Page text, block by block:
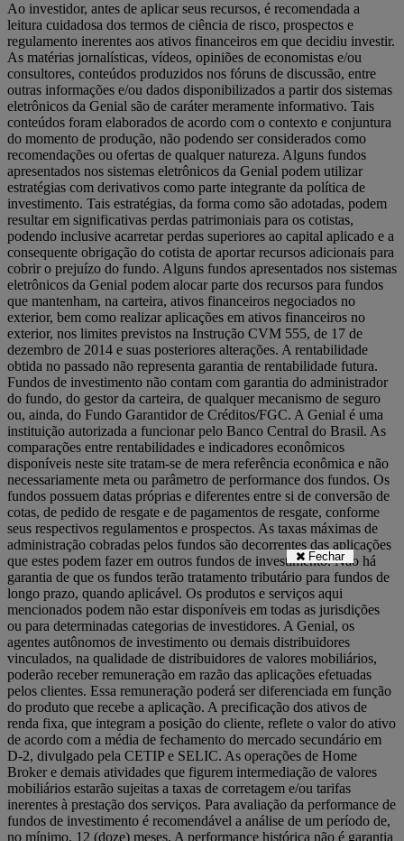
Ao investidor, antes de aplicar seus recursos, é recomendada a
leitura cuidadosa dos termos de ciência de risco, prospectos e
regulamento inerentes aos ativos financeiros em que decidiu investir.
As matérias jornalísticas, vídeos, opiniões de economistas e/ou
consultores, conteúdos produzidos nos fóruns de discussão, entre
outras informações e/ou dados disponibilizados a partir dos sistemas
eletrônicos da Genial são de caráter meramente informativo. Tais
conteúdos foram elaborados de acordo com o contexto e conjuntura
do momento de produção, não podendo ser considerados como
recomendações ou ofertas de qualquer natureza. Alguns fundos
apresentados nos sistemas eletrônicos da Genial podem utilizar
estratégias com derivativos como parte integrante da política de
investimento. Tais estratégias, da forma como são adotadas, podem
resultar em significativas perdas patrimoniais para os cotistas,
podendo inclusive acarretar perdas superiores ao capital aplicado e a
consequente obrigação do cotista de aportar recursos adicionais para
cobrir o prejuízo do fundo. Alguns fundos apresentados nos sistemas
eletrônicos da Genial podem alocar parte dos recursos para fundos
que mantenham, na carteira, ativos financeiros negociados no
exterior, bem como realizar aplicações em ativos financeiros no
exterior, nos limites previstos na Instrução CVM 555, de 17 de
dezembro de 2014 e suas posteriores alterações. A rentabilidade
obtida no passado não representa garantia de rentabilidade futura.
Fundos de investimento não contam com garantia do administrador
do fundo, do gestor da carteira, de qualquer mecanismo de seguro
ou, ainda, do Fundo Garantidor de Créditos/FGC. A Genial é uma
instituição autorizada a funcionar pelo Banco Central do Brasil. As
comparações entre rentabilidades e indicadores econômicos
disponíveis neste site tratam-se de mera referência econômica e não
necessariamente meta ou parâmetro de performance dos fundos. Os
fundos possuem datas próprias e diferentes entre si de conversão de
cotas, de pedido de resgate e de pagamentos de resgate, conforme
seus respectivos regulamentos e prospectos. As taxas máximas de
administração cobradas pelos fundos são decorrentes das aplicações
que estes podem fazer em outros fundos de investimento. Não há
garantia de que os fundos terão tratamento tributário para fundos de
longo prazo, quando aplicável. Os produtos e serviços aqui
mencionados podem não estar disponíveis em todas as jurisdições
ou para determinadas categorias de investidores. A Genial, os
agentes autônomos de investimento ou demais distribuidores
vinculados, na qualidade de distribuidores de valores mobiliários,
poderão receber remuneração em razão das aplicações efetuadas
pelos clientes. Essa remuneração poderá ser diferenciada em função
do produto que recebe a aplicação. A precificação dos ativos de
renda fixa, que integram a posição do cliente, reflete o valor do ativo
de acordo com a média de fechamento do mercado secundário em
D-2, divulgado pela CETIP e SELIC. As operações de Home
Broker e demais atividades que figurem intermediação de valores
mobiliários estarão sujeitas a taxas de corretagem e/ou tarifas
inerentes à prestação dos serviços. Para avaliação da performance de
fundos de investimento é recomendável a análise de um período de,
no mínimo, 12 (doze) meses. A performance histórica não é garantia
Fechar